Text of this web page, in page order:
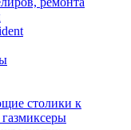
столики к